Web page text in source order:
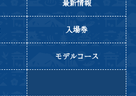
最新情報
入場券
モデルコース